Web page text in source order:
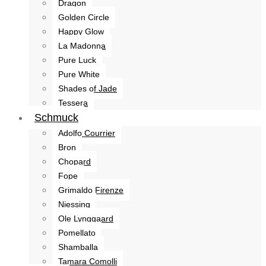
Dragon
Golden Circle
Happy Glow
La Madonna
Pure Luck
Pure White
Shades of Jade
Tessera
Schmuck
Adolfo Courrier
Bron
Chopard
Fope
Grimaldo Firenze
Niessing
Ole Lynggaard
Pomellato
Shamballa
Tamara Comolli